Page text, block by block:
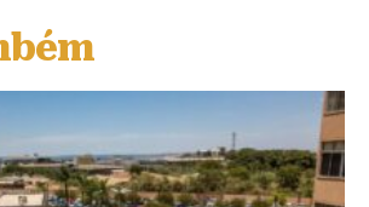
s
A
p
p